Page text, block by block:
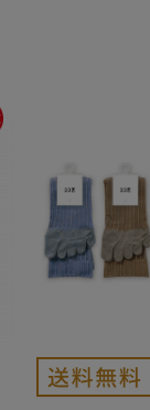
BT
ハイジュニ